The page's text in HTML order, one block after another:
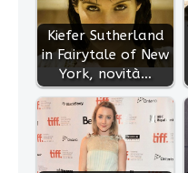
Kiefer Sutherland
in Fairytale of New
York, novità…